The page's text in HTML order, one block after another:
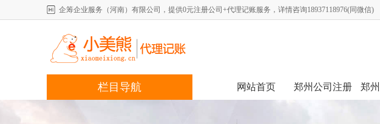
企筹企业服务（河南）有限公司，提供0元注册公司+代理记账服务，详情咨询18937118976(同微信)
栏目导航 网站首页 郑州公司注册 郑